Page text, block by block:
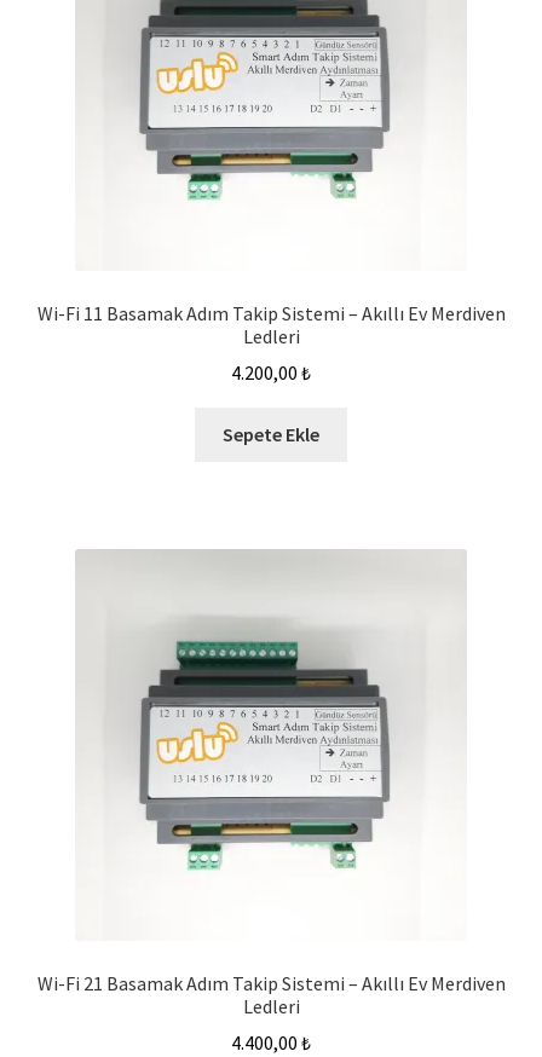
Wi-Fi 11 Basamak Adım Takip Sistemi – Akıllı Ev Merdiven
Ledleri
4.200,00 ₺
Sepete Ekle
Wi-Fi 21 Basamak Adım Takip Sistemi – Akıllı Ev Merdiven
Ledleri
4.400,00 ₺